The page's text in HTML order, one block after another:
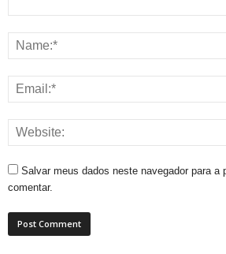
Salvar meus dados neste navegador para a
comentar.